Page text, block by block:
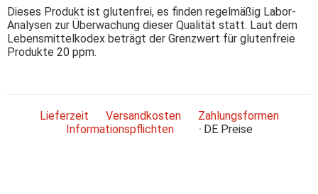
Dieses Produkt ist glutenfrei, es finden regelmäßig Labor-
Analysen zur Überwachung dieser Qualität statt. Laut dem
Lebensmittelkodex beträgt der Grenzwert für glutenfreie
Produkte 20 ppm.
Lieferzeit Versandkosten
Zahlungsformen
Informationspflichten
DEPreise